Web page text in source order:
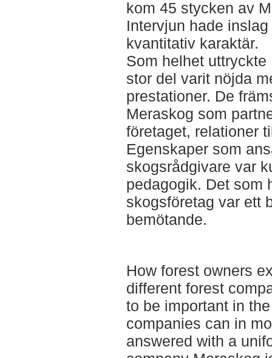
kom 45 stycken av
Intervjun hade
kvantitativ karaktär.
Som helhet
stor del varit nöjda
prestationer. De
Meraskog som
företaget, relationer
Egenskaper som
skogsrådgivare var
pedagogik. Det som
skogsföretag var ett
bemötande.
How forest owners
different forest
to be important in
companies can in
answered with a